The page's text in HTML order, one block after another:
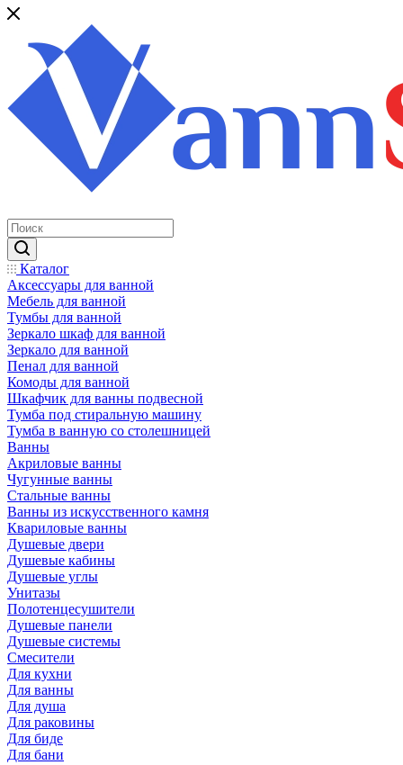
Каталог
Аксессуары для ванной
Мебель для ванной
Тумбы для ванной
Зеркало шкаф для ванной
Зеркало для ванной
Пенал для ванной
Комоды для ванной
Шкафчик для ванны подвесной
Тумба под стиральную машину
Тумба в ванную со столешницей
Ванны
Акриловые ванны
Чугунные ванны
Стальные ванны
Ванны из искусственного камня
Квариловые ванны
Душевые двери
Душевые кабины
Душевые углы
Унитазы
Полотенцесушители
Душевые панели
Душевые системы
Смесители
Для кухни
Для ванны
Для душа
Для раковины
Для биде
Для бани